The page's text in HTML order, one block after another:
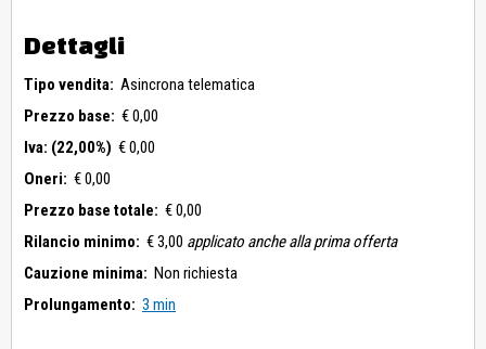
Dettagli
Tipo vendita: Asincrona telematica
Prezzo base: € 0,00
Iva: (22,00%) € 0,00
Oneri: € 0,00
Prezzo base totale: € 0,00
Rilancio minimo: € 3,00 applicato anche alla prima offerta
Cauzione minima: Non richiesta
Prolungamento: 3 min